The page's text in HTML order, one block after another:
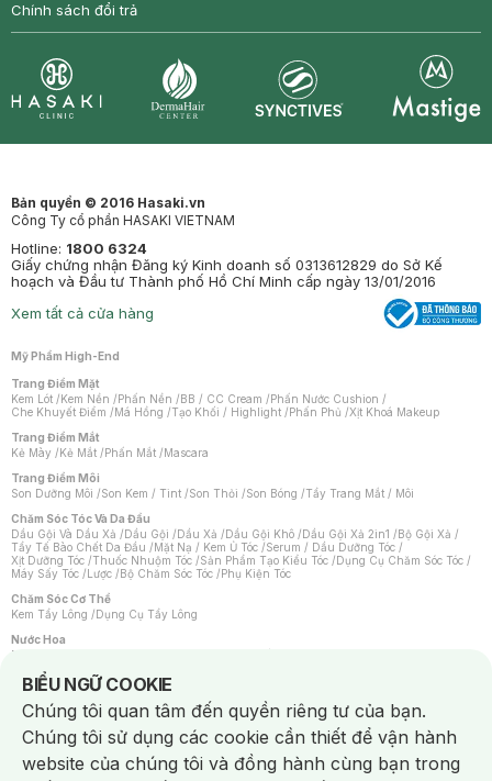
Chính sách đổi trả
Bản quyền © 2016 Hasaki.vn
Công Ty cổ phần HASAKI VIETNAM
Hotline: 1800 6324
Giấy chứng nhận Đăng ký Kinh doanh số 0313612829 do Sở Kế
hoạch và Đầu tư Thành phố Hồ Chí Minh cấp ngày 13/01/2016
Xem tất cả cửa hàng
Mỹ Phẩm High-End
Trang Điểm Mặt
Kem Lót /Kem Nền /Phấn Nền /BB / CC Cream /Phấn Nước Cushion /
Che Khuyết Điểm /Má Hồng /Tạo Khối / Highlight /Phấn Phủ /Xịt Khoá Makeup
Trang Điểm Mắt
Kẻ Mày /Kẻ Mắt /Phấn Mắt /Mascara
Trang Điểm Môi
Son Dưỡng Môi /Son Kem / Tint /Son Thỏi /Son Bóng /Tẩy Trang Mắt / Môi
Chăm Sóc Tóc Và Da Đầu
Dầu Gội Và Dầu Xả /Dầu Gội /Dầu Xả /Dầu Gội Khô /Dầu Gội Xả 2in1 /Bộ Gội Xả /
Tẩy Tế Bào Chết Da Đầu /Mặt Nạ / Kem Ủ Tóc /Serum / Dầu Dưỡng Tóc /
Xịt Dưỡng Tóc /Thuốc Nhuộm Tóc /Sản Phẩm Tạo Kiểu Tóc /Dụng Cụ Chăm Sóc Tóc /
Máy Sấy Tóc /Lược /Bộ Chăm Sóc Tóc /Phụ Kiện Tóc
Chăm Sóc Cơ Thể
Kem Tẩy Lông /Dụng Cụ Tẩy Lông
Nước Hoa
Nước Hoa Nữ
Chăm Sóc Cá Nhân
Chống Muỗi /Khẩu Trang /Máy Massage/Mặt Nạ Xông Hơi /Nước Rửa Tay/
Sản Phẩm Chăm Sóc Khác /Bàn Chải Đánh Răng /Bàn Chải Điện/
Hỗ Trợ Trắng Răng/Kem Đánh Răng /Máy Tăm Nước/ Nước Súc Miệng/
Tăm / Chỉ Nha Khoa/ Xịt Thơm Miệng / Dung Dịch Vệ Sinh/Dưỡng Vùng Kín/
Khăn Ướt Vệ Sinh Vùng Kín/Băng Vệ Sinh/Tampon/Bọt Cạo Râu /Dao Cạo Râu/
Máy Cạo Râu
BIỂU NGỮ COOKIE
Notice about cookies usage
Chúng tôi quan tâm đến quyền riêng tư của bạn.
Chúng tôi sử dụng các cookie cần thiết để vận hành
website của chúng tôi và đồng hành cùng bạn trong